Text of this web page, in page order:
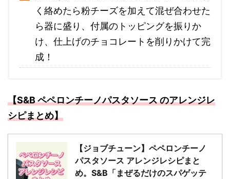
く絡めたら粉チーズを加えて混ぜ合わせた
ら器に盛り、付属のトッピングを振りか
け、仕上げのチョコレートを削りかけて完
成！
【S&B ペペロンチーノパスタソース のアレンジレ
シピまとめ】
【ジョブチューン】ペペロンチーノ
パスタソース アレンジレシピまと
め。S&B「まぜるだけのスパゲッテ